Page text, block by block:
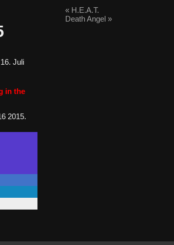
Juli
in the
2015.
«H.E.A.T.
Death Angel »